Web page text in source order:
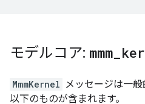
モデルコア: mmm
MmmKernel メッセージは一般
以下のものが含まれます。